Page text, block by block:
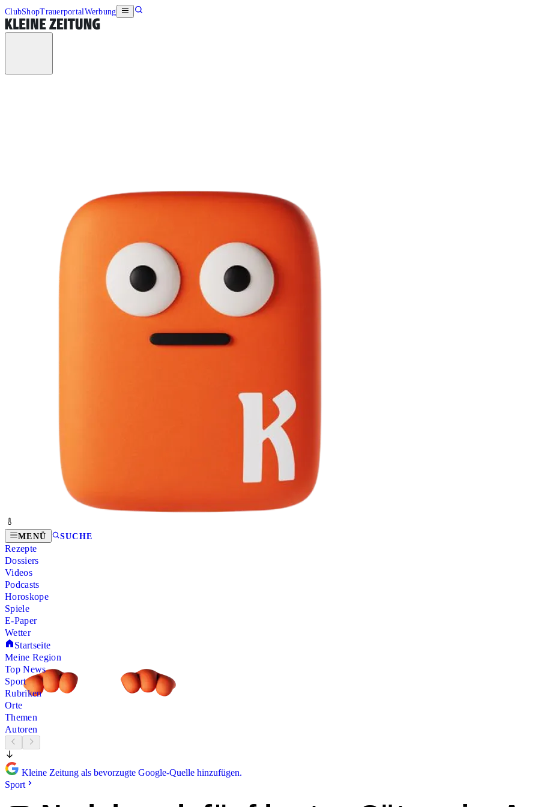
ClubShopTrauerportalWerbung
MENÜ SUCHE
Rezepte
Dossiers
Videos
Podcasts
Horoskope
Spiele
E-Paper
Wetter
Startseite
Meine Region
Top News
Sport
Rubriken
Orte
Themen
Autoren
Kleine Zeitung als bevorzugte Google-Quelle hinzufügen.
Sport